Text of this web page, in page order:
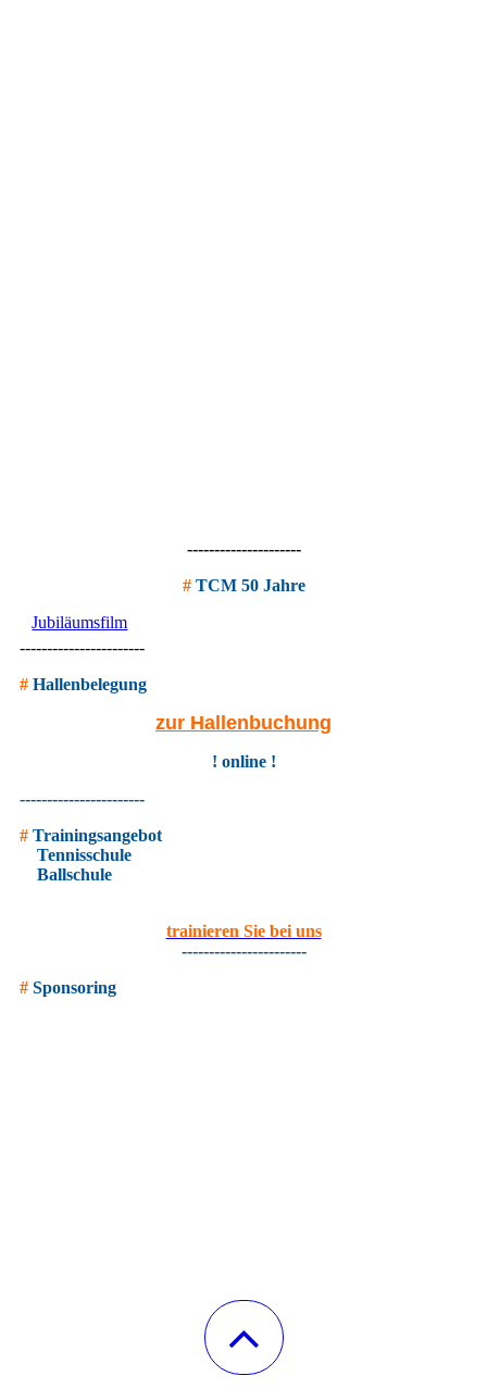
---------------------
# TCM 50 Jahre
Jubiläumsfilm
-----------------------
#Hallenbelegung
zur Hallenbuchung
! online !
-----------------------
# Trainingsangebot
Tennisschule
Ballschule
trainieren Sie bei uns
-----------------------
# Sponsoring